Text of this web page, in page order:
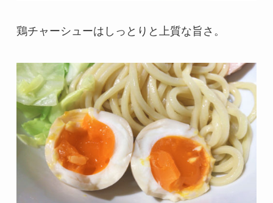
鶏チャーシューはしっとりと上質な旨さ。